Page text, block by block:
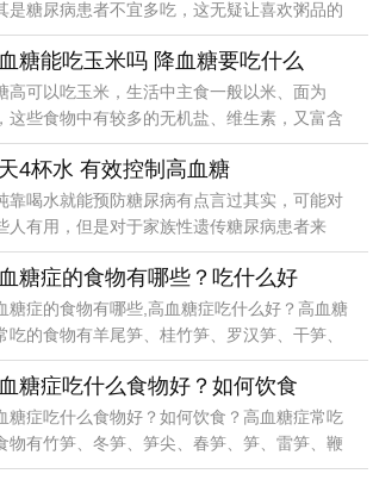
是糖尿病患者不宜多吃，这无疑让喜欢粥品的
人大感困
糖能吃玉米吗 降血糖要吃什么
高可以吃玉米，生活中主食一般以米、面为
这些食物中有较多的无机盐、维生素，又富含
纤维，膳食
4杯水 有效控制高血糖
靠喝水就能预防糖尿病有点言过其实，可能对
人有用，但是对于家族性遗传糖尿病患者来
喝多少水都
糖症的食物有哪些？吃什么好
糖症的食物有哪些,高血糖症吃什么好？高血糖
吃的食物有羊尾笋、桂竹笋、罗汉笋、干笋、
笋、玉
糖症吃什么食物好？如何饮食
糖症吃什么食物好？如何饮食？高血糖症常吃
物有竹笋、冬笋、笋尖、春笋、笋、雷笋、鞭
竹笋..